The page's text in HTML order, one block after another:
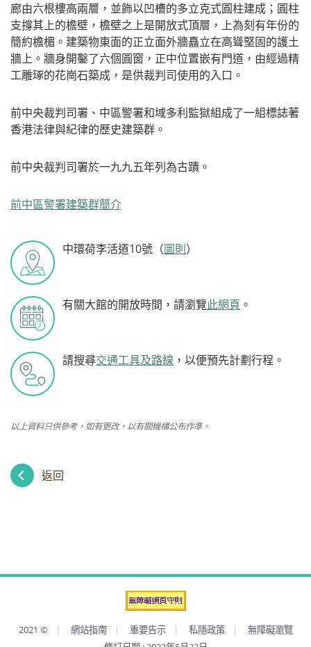
廊由六根樓高兩層，並飾以凹槽的多立克式圓柱建成；圓柱
支撐其上的檐壁，檐壁之上是開放式頂層，上為刻有年份的
簡約檐楣。建築物東面的正立面外牆矗立在高聳堅固的護土
牆上。牆身開鑿了六個圓窗，正中位置嵌有門道，由經過精
工雕琢的花崗石築成，是供裁判司使用的入口。
前中央裁判司署、中區警署和域多利監獄組成了一組標誌著
香港法律與紀律的歷史建築群。
前中央裁判司署於一九九五年列為古蹟。
前中區警署建築群簡介
中環荷李活道10號（圖則）
有關大館的開放時間，請瀏覽此網頁 。
請搜尋交通工具及路線 ，以便預先計劃行程。
以上資料只供參考，如有更改，以有關機構公布作準。
返回
2021 © 網站指南 重要告示 私隱政策
無障礙瀏覽